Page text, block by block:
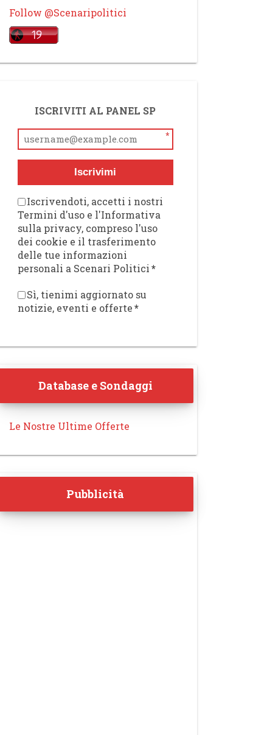
Follow @Scenaripolitici
ISCRIVITI AL PANEL SP
*
Iscrivimi
Iscrivendoti, accetti i nostri
Termini d'uso e l'Informativa
sulla privacy, compreso l'uso
dei cookie e il trasferimento
delle tue informazioni
personali a Scenari Politici*
Sì, tienimi aggiornato su
notizie, eventi e offerte*
Database e Sondaggi
Le Nostre Ultime Offerte
Pubblicità